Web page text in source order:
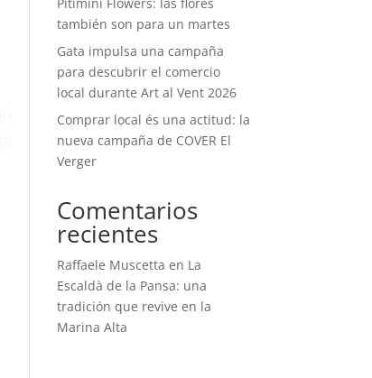
también son para un martes
Gata impulsa una campaña
para descubrir el comercio
local durante Art al Vent 2026
Comprar local és una actitud: la
nueva campaña de COVER El
Verger
Comentarios
recientes
Raffaele Muscetta en La
Escaldà de la Pansa: una
tradición que revive en la
Marina Alta